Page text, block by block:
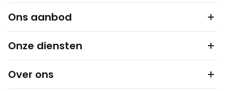
Ons aanbod
Onze diensten
Over ons